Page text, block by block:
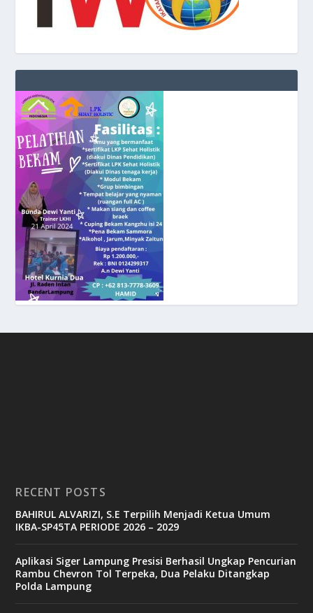
RECENT POSTS
BAHIRUL ALVARIZI, S.E Terpilih Menjadi Ketua Umum
IKBA-SP45TA PERIODE 2026 – 2029
Aplikasi Siger Lampung Presisi Berhasil Ungkap Pencurian
Rambu Chevron Tol Terpeka, Dua Pelaku Ditangkap
Polda Lampung